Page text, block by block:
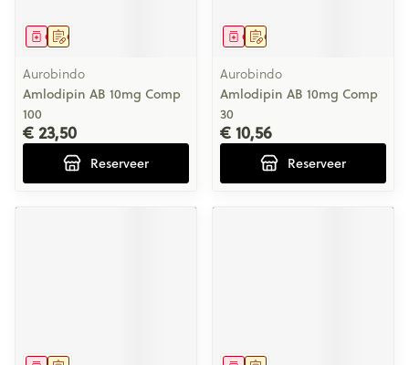
Op voorschrift
Geneesmiddel
Aurobindo
Amlodipin AB 10mg Comp
100
€ 23,50
Reserveer
Op voorschrift
Geneesmiddel
Aurobindo
Amlodipin AB 10mg Comp
30
€ 10,56
Reserveer